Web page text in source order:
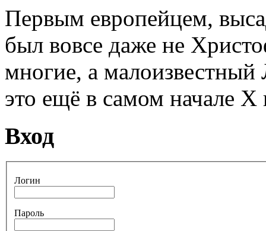
Первым европейцем,
был вовсе даже не
многие, а
это ещё в самом начале Х
Вход
Логин
Пароль